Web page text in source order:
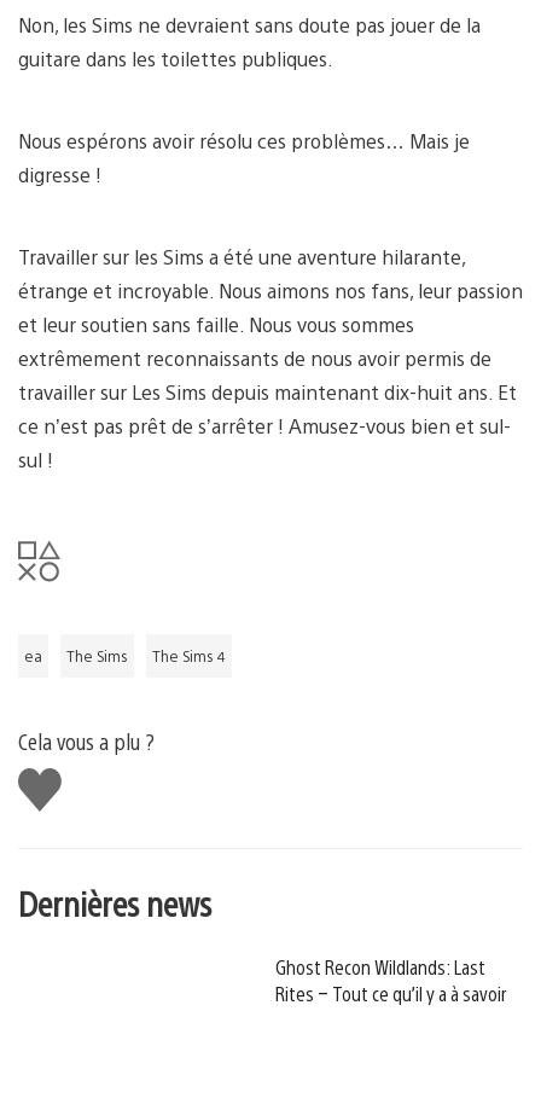
Non, les Sims ne devraient sans doute pas jouer de la
guitare dans les toilettes publiques.
Nous espérons avoir résolu ces problèmes… Mais je
digresse !
Travailler sur les Sims a été une aventure hilarante,
étrange et incroyable. Nous aimons nos fans, leur passion
et leur soutien sans faille. Nous vous sommes
extrêmement reconnaissants de nous avoir permis de
travailler sur Les Sims depuis maintenant dix-huit ans. Et
ce n’est pas prêt de s’arrêter ! Amusez-vous bien et sul-
sul !
ea The Sims The Sims 4
Cela vous a plu ?
J'aime
Dernières news
Ghost Recon Wildlands: Last
Rites – Tout ce qu’il y a à savoir